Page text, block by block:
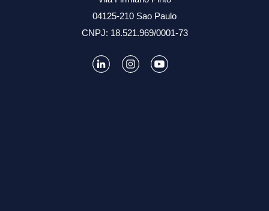
04125-210 Sao Paulo
CNPJ: 18.521.969/0001-73